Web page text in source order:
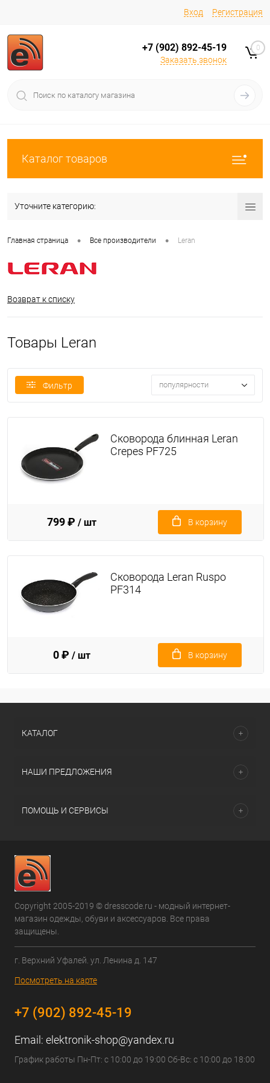
Вход Регистрация
+7 (902) 892-45-19
Заказать звонок
0
Каталог товаров
Уточните категорию:
Главная страница • Все производители • Leran
Возврат к списку
Товары Leran
Фильтр популярности
Сковорода блинная Leran
Crepes PF725
799 ₽ / шт В корзину
Сковорода Leran Ruspo
PF314
0 ₽ / шт В корзину
КАТАЛОГ
НАШИ ПРЕДЛОЖЕНИЯ
ПОМОЩЬ И СЕРВИСЫ
Copyright 2005-2019 © dresscode.ru - модный интернет-
магазин одежды, обуви и аксессуаров. Все права
защищены.
г. Верхний Уфалей. ул. Ленина д. 147
Посмотреть на карте
+7 (902) 892-45-19
Email: elektronik-shop@yandex.ru
График работы Пн-Пт: с 10:00 до 19:00 Сб-Вс: с 10:00 до 18:00